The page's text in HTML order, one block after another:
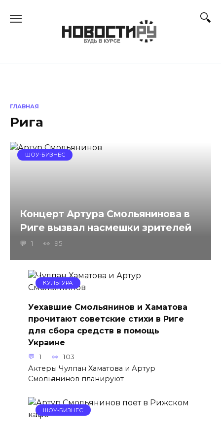
ГЛАВНАЯ
Рига
ШОУ-БИЗНЕС
Концерт Артура Смольянинова в
Риге вызвал насмешки зрителей
1 95
КУЛЬТУРА
Уехавшие Смольянинов и Хаматова
прочитают советские стихи в Риге
для сбора средств в помощь
Украине
1 103
Актеры Чулпан Хаматова и Артур
Смольянинов планируют
ШОУ-БИЗНЕС